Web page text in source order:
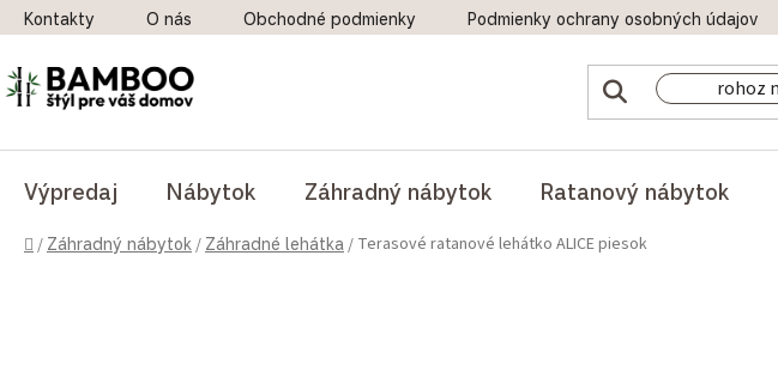
Prejsť na obsah
Kontakty O nás Obchodné podmienky Podmienky ochrany osobných údajov
Výpredaj Nábytok Záhradný nábytok Ratanový nábytok
Domov
/ Záhradný nábytok / Záhradné lehátka / Terasové ratanové lehátko ALICE piesok